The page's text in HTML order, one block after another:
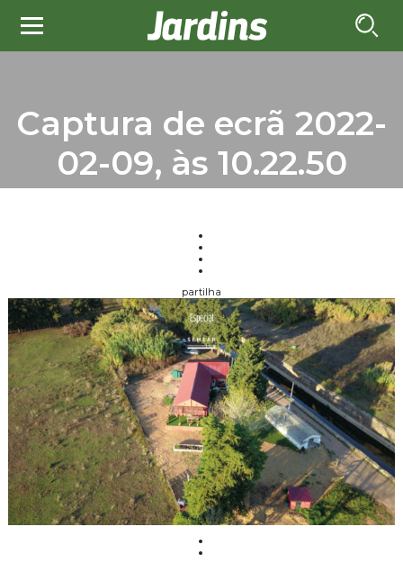
Captura de ecrã 2022-
02-09, às 10.22.50
partilha